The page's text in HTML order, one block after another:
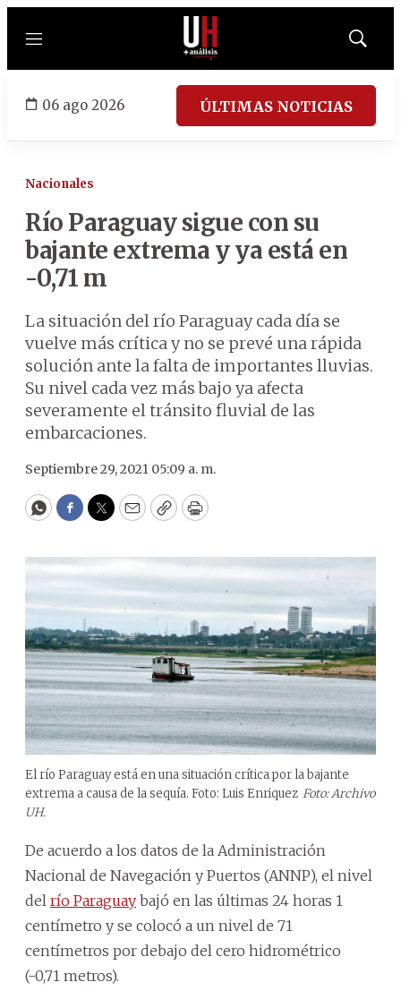
Menú
Mostrar
06 ago 2026 ÚLTIMAS NOTICIAS
Nacionales
Río Paraguay sigue con su
bajante extrema y ya está en
-0,71 m
La situación del río Paraguay cada día se
vuelve más crítica y no se prevé una rápida
solución ante la falta de importantes lluvias.
Su nivel cada vez más bajo ya afecta
severamente el tránsito fluvial de las
embarcaciones.
Septiembre 29, 2021 05:09 a. m.
WhatsApp
Facebook
Twitter
EmailCopyPrint
El río Paraguay está en una situación crítica por la bajante
extrema a causa de la sequía. Foto: Luis Enriquez Foto: Archivo
UH.
De acuerdo a los datos de la Administración
Nacional de Navegación y Puertos (ANNP), el nivel
del río Paraguay bajó en las últimas 24 horas 1
centímetro y se colocó a un nivel de 71
centímetros por debajo del cero hidrométrico
(-0,71 metros).